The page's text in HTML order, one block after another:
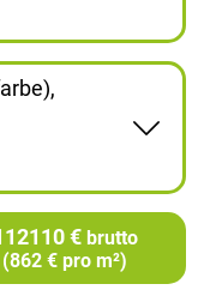
€ brutto
(862 € pro m²)